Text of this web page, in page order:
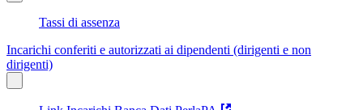
Tassi di assenza
Incarichi conferiti e autorizzati ai dipendenti (dirigenti e non
dirigenti)